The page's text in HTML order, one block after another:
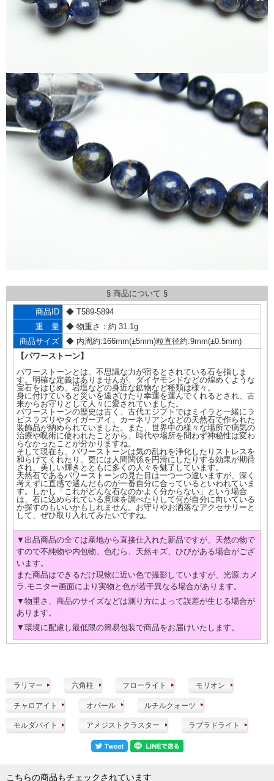
§ 商品について §
商品ID
◆ T589-5894
重 量
◆ 物重さ：約 31.1g
商品サイズ
◆ 内周約:166mm(±5mm)粒直径約:9mm(±0.5mm)
【パワーストーン】
パワーストーンとは、不思議な力が宿るとされている石を指しま
す。明確な定義はありませんが、ダイヤモンドなどの煌めくような
宝石をはじめ、岩塩などの身近な鉱物など種類は様々。
身に付けていると災いを遠ざけたり幸運を運んでくれるとされ、古
来からお守りとして人々に愛されていました。
パワーストーンの歴史は古く、古代エジプトではミイラと一緒にラ
ピスラズリやタイガーアイ、カーネリアンなどの天然石で作られた
装飾品が納められていました。また、世界中の様々な場所で病気の
治療や呪術に使われたことから、時代や場所を問わず神秘性は変わ
らなかったことが分かりますね。
そして現在も、パワーストーンは気の乱れを浄化したりストレスを
和らげてくれたり、更には人間関係を円滑にしたりする効果が期待
され、美しい輝きとともに多くの人々を魅了しています。
天然石であるパワーストーンの見た目は一つ一つ違いますが、深く
考えずに直感で選んだものが一番自分に合っているといわれていま
す。しかし「これがどんな石なのかよく分からない」という場合
は、石に込められている意味を調べたりして何が自分に向いている
か探すのもいいかもしれません。お守りやお洒落なアクセサリーと
して、ぜひ取り入れてみたいですね。
▼出品商品の全ては産地から直接仕入れた新品ですが、天然の物で
すので不純物や内包物、色むら、天然キズ、ひびがある場合がござ
います。
また商品はできるだけ現物に近い色で撮影していますが、光源.カメ
ラ.モニター画面により実物と色が若干異なる場合があります。
▼物重さ、商品のサイズなどは測り方によって誤差が生じる場合が
あります。
▼環境に配慮し最低限の簡易包装で商品をお届けいたします。
ラリマー 六角柱 フローライト モリオン
チャロアイト オパール ルチルクォーツ
モルダバイト アメジストクラスター ラブラドライト
こちらの商品もチェックされています